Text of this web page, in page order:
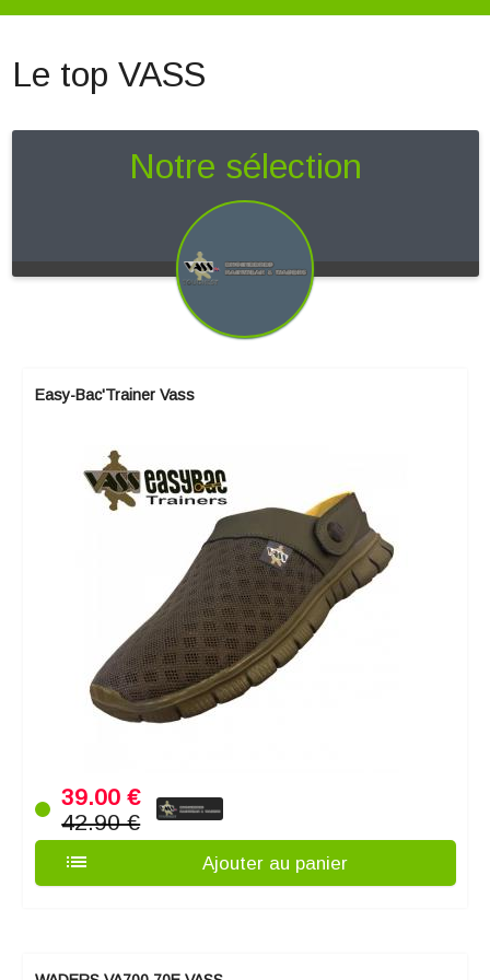
Le top VASS
Notre sélection
Easy-Bac'Trainer Vass
39.00 €
42.90 €
list Ajouter au panier